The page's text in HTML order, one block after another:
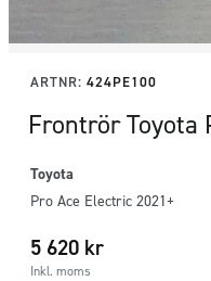
ARTNR: 424PE100
Frontrör Toyota
Toyota
Pro Ace Electric 2021+
5 620 kr
Inkl. moms